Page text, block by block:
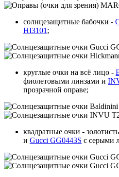
солнцезащитные бабочки -
HI3101 ;
круглые очки на всё лицо -
фиолетовыми линзами и
прозрачной оправе;
квадратные очки -
и Gucci GG0443S с серыми